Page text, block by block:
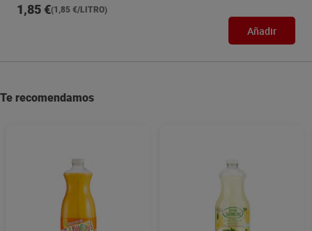
1,85 €(1,85 €/LITRO)
Añadir
Te recomendamos